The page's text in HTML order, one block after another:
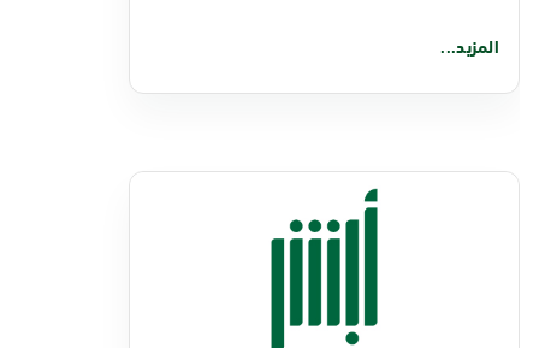
المزيد...